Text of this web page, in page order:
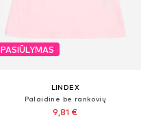
PASIŪLYMAS
LINDEX
Palaidinė be rankovių
9,81 €